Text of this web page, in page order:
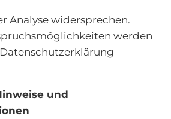
Analyse widersprechen.
werden
und